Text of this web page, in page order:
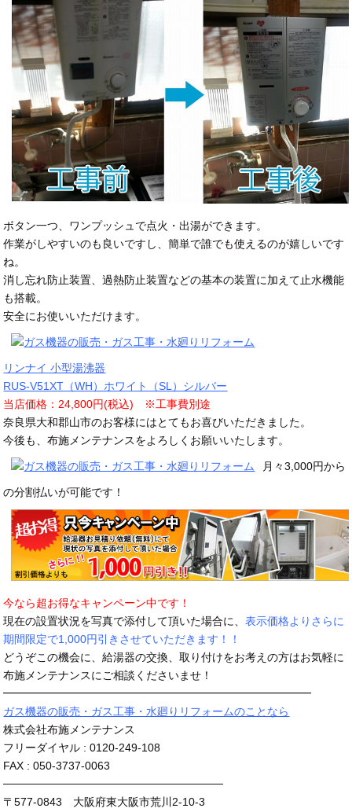
ボタン一つ、ワンプッシュで点火・出湯ができます。
作業がしやすいのも良いですし、簡単で誰でも使えるのが嬉しいです
ね。
消し忘れ防止装置、過熱防止装置などの基本の装置に加えて止水機能
も搭載。
安全にお使いいただけます。
リンナイ 小型湯沸器
RUS-V51XT（WH）ホワイト（SL）シルバー
当店価格：24,800円(税込) ※工事費別途
奈良県大和郡山市のお客様にはとてもお喜びいただきました。
今後も、布施メンテナンスをよろしくお願いいたします。
月々3,000円から
の分割払いが可能です！
今なら超お得なキャンペーン中です！
現在の設置状況を写真で添付して頂いた場合に、表示価格よりさらに
期間限定で1,000円引きさせていただきます！！
どうぞこの機会に、給湯器の交換、取り付けをお考えの方はお気軽に
布施メンテナンスにご相談くださいませ！
━━━━━━━━━━━━━━━━━━━━━━━━━━━━
ガス機器の販売・ガス工事・水廻りリフォームのことなら
株式会社布施メンテナンス
フリーダイヤル : 0120-249-108
FAX : 050-3737-0063
────────────────────────────
〒577-0843 大阪府東大阪市荒川2-10-3